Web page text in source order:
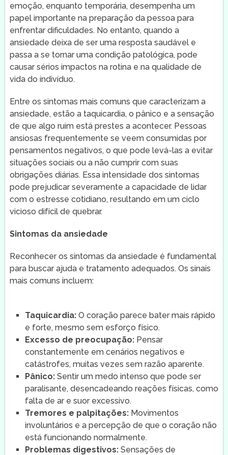
emoção, enquanto temporária, desempenha um
papel importante na preparação da pessoa para
enfrentar dificuldades. No entanto, quando a
ansiedade deixa de ser uma resposta saudável e
passa a se tornar uma condição patológica, pode
causar sérios impactos na rotina e na qualidade de
vida do indivíduo.
Entre os sintomas mais comuns que caracterizam a
ansiedade, estão a taquicardia, o pânico e a sensação
de que algo ruim está prestes a acontecer. Pessoas
ansiosas frequentemente se veem consumidas por
pensamentos negativos, o que pode levá-las a evitar
situações sociais ou a não cumprir com suas
obrigações diárias. Essa intensidade dos sintomas
pode prejudicar severamente a capacidade de lidar
com o estresse cotidiano, resultando em um ciclo
vicioso difícil de quebrar.
Sintomas da ansiedade
Reconhecer os sintomas da ansiedade é fundamental
para buscar ajuda e tratamento adequados. Os sinais
mais comuns incluem:
Taquicardia:O coração parece bater mais rápido
e forte, mesmo sem esforço físico.
Excesso de preocupação:Pensar
constantemente em cenários negativos e
catástrofes, muitas vezes sem razão aparente.
Pânico:Sentir um medo intenso que pode ser
paralisante, desencadeando reações físicas, como
falta de ar e suor excessivo.
Tremores e palpitações:Movimentos
involuntários e a percepção de que o coração não
está funcionando normalmente.
Problemas digestivos:Sensações de